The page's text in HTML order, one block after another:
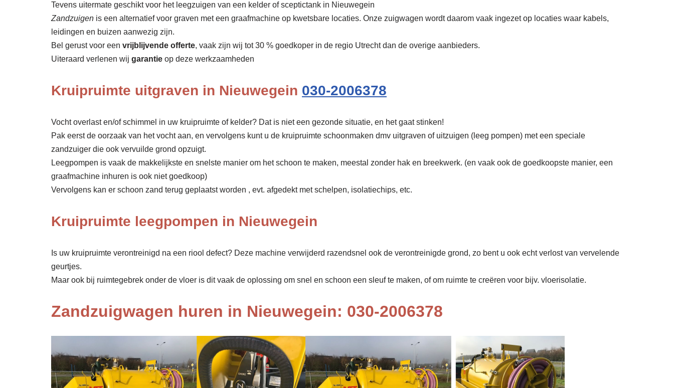
Tevens uitermate geschikt voor het leegzuigen van een kelder of sceptictank in Nieuwegein
Zandzuigen is een alternatief voor graven met een graafmachine op kwetsbare locaties. Onze zuigwagen wordt daarom vaak ingezet op locaties waar kabels,
leidingen en buizen aanwezig zijn.
Bel gerust voor een vrijblijvende offerte, vaak zijn wij tot 30 % goedkoper in de regio Utrecht dan de overige aanbieders.
Uiteraard verlenen wij garantie op deze werkzaamheden
Kruipruimte uitgraven in Nieuwegein 030-2006378
Vocht overlast en/of schimmel in uw kruipruimte of kelder? Dat is niet een gezonde situatie, en het gaat stinken!
Pak eerst de oorzaak van het vocht aan, en vervolgens kunt u de kruipruimte schoonmaken dmv uitgraven of uitzuigen (leeg pompen) met een speciale
zandzuiger die ook vervuilde grond opzuigt.
Leegpompen is vaak de makkelijkste en snelste manier om het schoon te maken, meestal zonder hak en breekwerk. (en vaak ook de goedkoopste manier, een
graafmachine inhuren is ook niet goedkoop)
Vervolgens kan er schoon zand terug geplaatst worden , evt. afgedekt met schelpen, isolatiechips, etc.
Kruipruimte leegpompen in Nieuwegein
Is uw kruipruimte verontreinigd na een riool defect? Deze machine verwijderd razendsnel ook de verontreinigde grond, zo bent u ook echt verlost van vervelende
geurtjes.
Maar ook bij ruimtegebrek onder de vloer is dit vaak de oplossing om snel en schoon een sleuf te maken, of om ruimte te creëren voor bijv. vloerisolatie.
Zandzuigwagen huren in Nieuwegein: 030-2006378